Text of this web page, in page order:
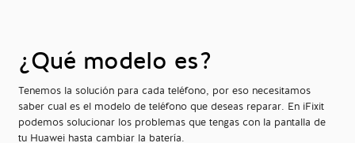
¿Qué modelo es?
Tenemos la solución para cada teléfono, por eso necesitamos
saber cual es el modelo de teléfono que deseas reparar. En iFixit
podemos solucionar los problemas que tengas con la pantalla de
tu Huawei hasta cambiar la batería.